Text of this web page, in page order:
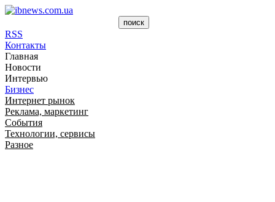
RSS
Контакты
Главная
Новости
Интервью
Бизнес
Интернет рынок
Реклама, маркетинг
События
Технологии, сервисы
Разное